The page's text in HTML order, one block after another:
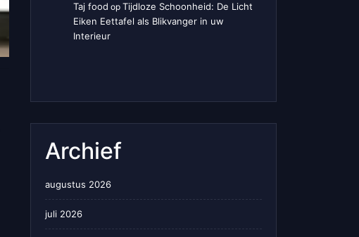
Taj food op Tijdloze Schoonheid: De Licht
Eiken Eettafel als Blikvanger in uw
Interieur
Archief
augustus 2026
juli 2026